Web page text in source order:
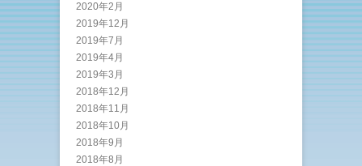
2020年2月
2019年12月
2019年7月
2019年4月
2019年3月
2018年12月
2018年11月
2018年10月
2018年9月
2018年8月